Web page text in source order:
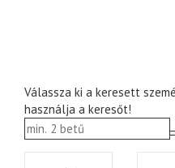
Válassza ki a keresett
használja a keresőt!